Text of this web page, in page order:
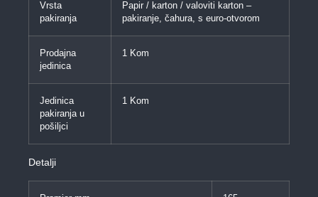
Vrsta
pakiranja
Papir / karton / valoviti karton –
pakiranje, čahura, s euro-otvorom
Prodajna
jedinica
1 Kom
Jedinica
pakiranja u
pošiljci
1 Kom
Detalji